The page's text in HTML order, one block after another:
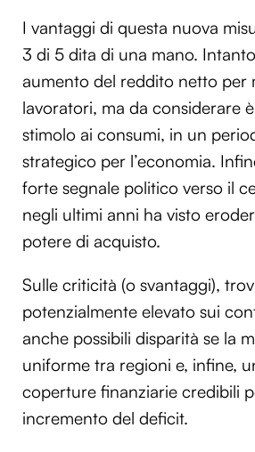
Utilizziamo i cookie per
annunci, per fornire funzionalità dei
analizzare il nostro traffico.
informazioni sul modo in cui utilizzi il
nostri partner che si occupano di
pubblicità e social media, i quali
con altre informazioni che hai fornito
raccolto dal tuo utilizzo dei loro
I vantaggi di questa nuova
3 di 5 dita di una mano.
aumento del reddito netto per
lavoratori, ma da considerare
stimolo ai consumi, in un
strategico per l’economia.
forte segnale politico verso il
negli ultimi anni ha visto
potere di acquisto.
Sulle criticità (o svantaggi),
potenzialmente elevato sui
anche possibili disparità se la
uniforme tra regioni e, infine,
coperture finanziarie credibili
incremento del deficit.